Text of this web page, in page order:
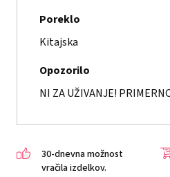
Poreklo
Kitajska
Opozorilo
NI ZA UŽIVANJE!
30-dnevna možnost
vračila izdelkov.